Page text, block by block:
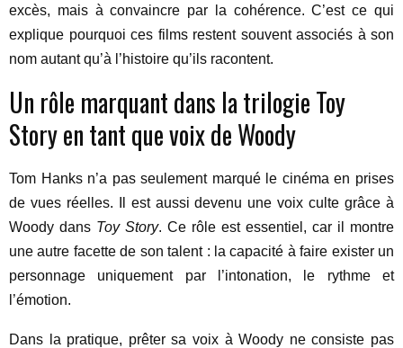
excès, mais à convaincre par la cohérence. C’est ce qui
explique pourquoi ces films restent souvent associés à son
nom autant qu’à l’histoire qu’ils racontent.
Un rôle marquant dans la trilogie Toy
Story en tant que voix de Woody
Tom Hanks n’a pas seulement marqué le cinéma en prises
de vues réelles. Il est aussi devenu une voix culte grâce à
Woody dans Toy Story. Ce rôle est essentiel, car il montre
une autre facette de son talent : la capacité à faire exister un
personnage uniquement par l’intonation, le rythme et
l’émotion.
Dans la pratique, prêter sa voix à Woody ne consiste pas